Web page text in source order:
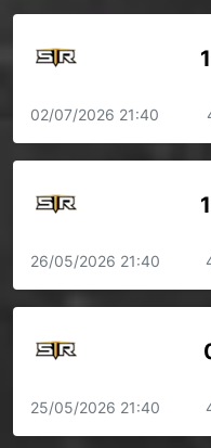
1
02/07/2026 21:40
1
26/05/2026 21:40
25/05/2026 21:40